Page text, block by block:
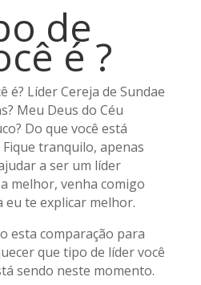
de
é ?
é? Líder Cereja de Sundae
Meu Deus do Céu
Do que você está
tranquilo, apenas
a ser um líder
melhor, venha comigo
te explicar melhor.
esta comparação para
que tipo de líder você
sendo neste momento.